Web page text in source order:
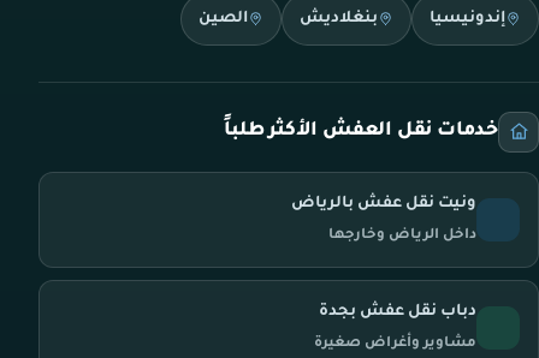
إندونيسيا بنغلاديش الصين
خدمات نقل العفش الأكثر طلباً
ونيت نقل عفش بالرياض
داخل الرياض وخارجها
دباب نقل عفش بجدة
مشاوير وأغراض صغيرة